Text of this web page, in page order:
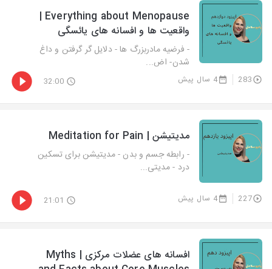
Everything about Menopause |
واقعیت ها و افسانه های یائسگی
- فرضیه مادربزرگ ها - دلایل گر گرفتن و داغ
شدن- اض...
283 4 سال پیش 32:00
مدیتیشن | Meditation for Pain
- رابطه جسم و بدن - مدیتیشن برای تسکین
درد - مدیتی...
227 4 سال پیش 21:01
افسانه های عضلات مرکزی | Myths